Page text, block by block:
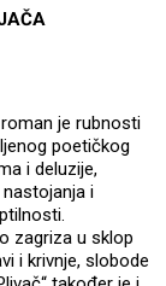
roman je rubnosti
poetičkog
i deluzije,
i
zagriza u sklop
i krivnje, slobode